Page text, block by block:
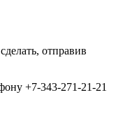
отправив
+7-343-271-21-21